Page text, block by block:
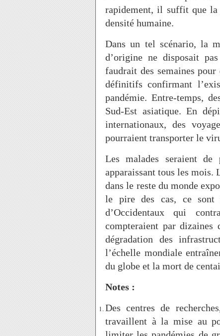
rapidement, il suffit que la
densité humaine.
Dans un tel scénario, la
d’origine ne disposait
faudrait des semaines
définitifs confirmant
pandémie. Entre-temps,
Sud-Est asiatique. En
internationaux, des
pourraient transporter le
Les malades seraient
apparaissant tous les mois.
dans le reste du monde
le pire des cas, ce sont
d’Occidentaux qui
compteraient par
dégradation des
l’échelle mondiale
du globe et la mort de
Notes :
Des centres de
travaillent à la mise au